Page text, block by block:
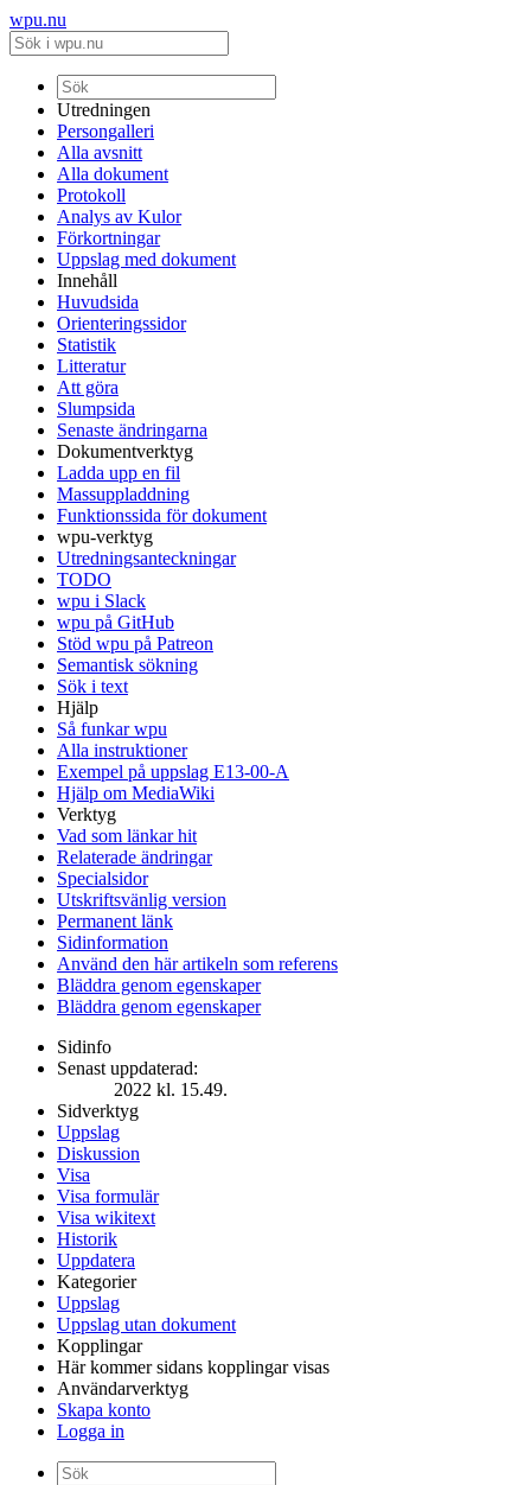
wpu.nu
Utredningen
Persongalleri
Alla avsnitt
Alla dokument
Protokoll
Analys av Kulor
Förkortningar
Uppslag med dokument
Innehåll
Huvudsida
Orienteringssidor
Statistik
Litteratur
Att göra
Slumpsida
Senaste ändringarna
Dokumentverktyg
Ladda upp en fil
Massuppladdning
Funktionssida för dokument
wpu-verktyg
Utredningsanteckningar
TODO
wpu i Slack
wpu på GitHub
Stöd wpu på Patreon
Semantisk sökning
Sök i text
Hjälp
Så funkar wpu
Alla instruktioner
Exempel på uppslag E13-00-A
Hjälp om MediaWiki
Verktyg
Vad som länkar hit
Relaterade ändringar
Specialsidor
Utskriftsvänlig version
Permanent länk
Sidinformation
Använd den här artikeln som referens
Bläddra genom egenskaper
Bläddra genom egenskaper
Sidinfo
Senast uppdaterad:
2022 kl. 15.49.
Sidverktyg
Uppslag
Diskussion
Visa
Visa formulär
Visa wikitext
Historik
Uppdatera
Kategorier
Uppslag
Uppslag utan dokument
Kopplingar
Här kommer sidans kopplingar visas
Användarverktyg
Skapa konto
Logga in